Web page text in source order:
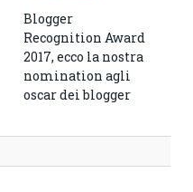
Blogger
Recognition Award
2017, ecco la nostra
nomination agli
oscar dei blogger